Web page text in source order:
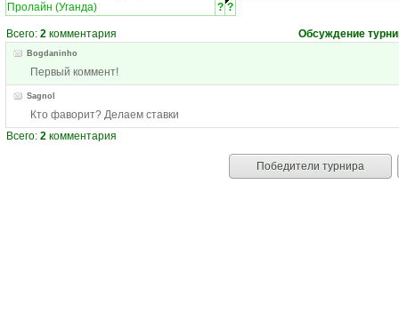
Пролайн (Уганда)
? ?
Всего: 2 комментария Обсуждение
Bogdaninho
Первый коммент!
Sagnol
Кто фаворит? Делаем ставки
Всего: 2 комментария
Победители турнира